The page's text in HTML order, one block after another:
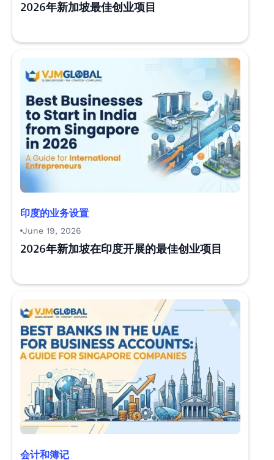
2026年新加坡最佳创业项目
印度的业务设置
June 19, 2026
2026年新加坡在印度开展的最佳创业项目
会计和簿记